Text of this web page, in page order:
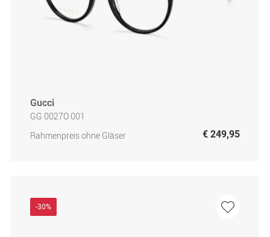
Gucci
GG 0027O 001
Rahmenpreis ohne Gläser
€ 249,95
-30%